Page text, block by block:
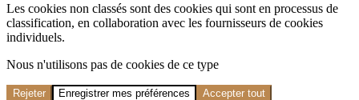
Les cookies non classés sont des cookies qui sont en processus de
classification, en collaboration avec les fournisseurs de cookies
individuels.
Nous n'utilisons pas de cookies de ce type
Rejeter Enregistrer mes préférences Accepter tout